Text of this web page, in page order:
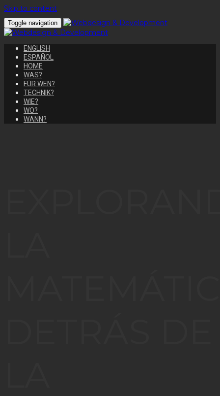
Skip to content
Toggle navigation
ENGLISH
ESPAÑOL
HOME
WAS?
FÜR WEN?
TECHNIK?
WIE?
WO?
WANN?